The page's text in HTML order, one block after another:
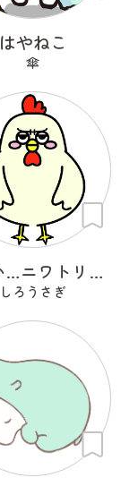
はやねこ
傘
ねむい…ニワトリさん
しろうさぎ